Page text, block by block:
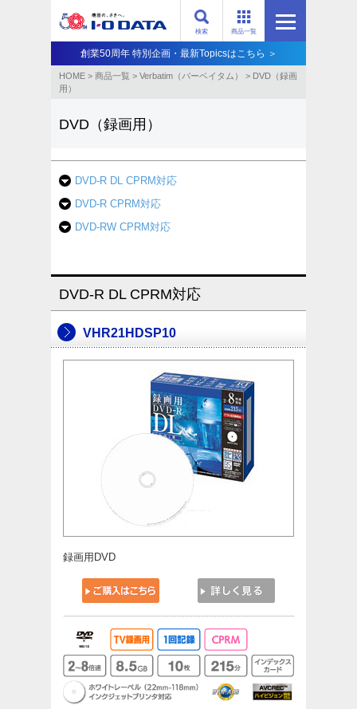
商品一覧
検索
創業50周年 特別企画・最新Topicsはこちら ＞
HOME > 商品一覧 > Verbatim（バーベイタム） > DVD（録画
用）
DVD（録画用）
DVD-R DL CPRM対応
DVD-R CPRM対応
DVD-RW CPRM対応
DVD-R DL CPRM対応
VHR21HDSP10
録画用DVD